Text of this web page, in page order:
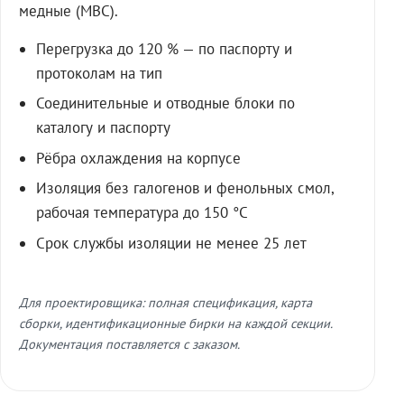
медные (МВС).
Перегрузка до 120 % — по паспорту и
протоколам на тип
Соединительные и отводные блоки по
каталогу и паспорту
Рёбра охлаждения на корпусе
Изоляция без галогенов и фенольных смол,
рабочая температура до 150 °C
Срок службы изоляции не менее 25 лет
Для проектировщика: полная спецификация, карта
сборки, идентификационные бирки на каждой секции.
Документация поставляется с заказом.